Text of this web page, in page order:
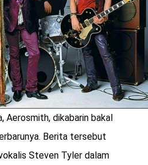
Aerosmith, dikabarin bakal
Berita tersebut
Steven Tyler dalam